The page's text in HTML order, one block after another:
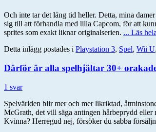
Och inte tar det lång tid heller. Detta, mina
sig till att förhandla med lilla Capcom, för att
sprites som exakt liknar originalserien. ... Läs
Detta inlägg postades i Playstation 3, Spel, Wii U,
Därför är alla spelhjältar 30+
1 svar
Spelvärlden blir mer och mer likriktad,
McGrath, det vill säga antingen hårbeprydd
Kvinna? Herregud nej, försöker du sabba